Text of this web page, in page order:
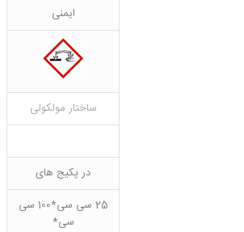
ایمنی
ساختار مولکولی
در پکیج های
25 سی سی*100 سی
سی*